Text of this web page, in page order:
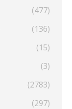
(477)
(136)
(15)
(3)
(2783)
(297)